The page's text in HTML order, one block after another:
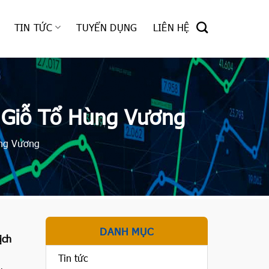
TIN TỨC TUYỂN DỤNG LIÊN HỆ
Tổ Hùng Vương
Vương
DANH MỤC
Tin tức